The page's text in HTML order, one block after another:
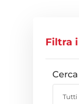
Filtra